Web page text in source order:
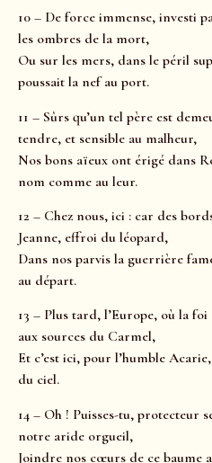
10 – De force immense, investi
les ombres de la mort,
Ou sur les mers, dans le péril
poussait la nef au port.
11 – Sûrs qu’un tel père est
tendre, et sensible au malheur,
Nos bons aïeux ont érigé dans
nom comme au leur.
12 – Chez nous, ici : car des
Jeanne, effroi du léopard,
Dans nos parvis la guerrière
au départ.
13 – Plus tard, l’Europe, où la foi
aux sources du Carmel,
Et c’est ici, pour l’humble
du ciel.
14 – Oh ! Puisses-tu, protecteur
notre aride orgueil,
Joindre nos cœurs de ce baume